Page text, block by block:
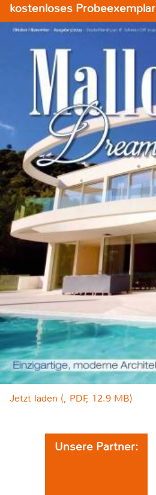
kostenloses Probeexemplar
Jetzt laden (, PDF, 12.9 MB)
Unsere Partner: